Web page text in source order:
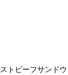
トビーフサンド